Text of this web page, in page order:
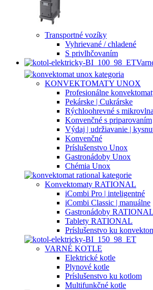
Transportné vozíky
Vyhrievané / chladené
S privlhčovaním
KONVEKTOMATY UNOX
Profesionálne
Pekárske | Cukrárske
Rýchloohrevné s
Konvenčné s priparovaním
Výdaj | udržiavanie |
Konvenčné
Príslušenstvo Unox
Gastronádoby Unox
Chémia Unox
Konvektomaty RATIONAL
iCombi Pro | inteligentné
iCombi Classic | manuálne
Gastronádoby RATIONAL
Tablety RATIONAL
Príslušenstvo ku
VARNÉ KOTLE
Elektrické kotle
Plynové kotle
Príslušenstvo ku kotlom
Multifunkčné kotle